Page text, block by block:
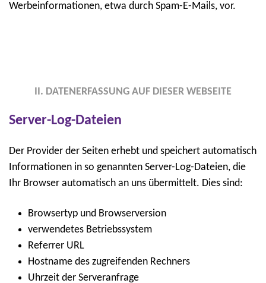
Werbeinformationen, etwa durch Spam-E-Mails, vor.
II. DATENERFASSUNG AUF DIESER WEBSEITE
Server-Log-Dateien
Der Provider der Seiten erhebt und speichert automatisch
Informationen in so genannten Server-Log-Dateien, die
Ihr Browser automatisch an uns übermittelt. Dies sind:
Browsertyp und Browserversion
verwendetes Betriebssystem
Referrer URL
Hostname des zugreifenden Rechners
Uhrzeit der Serveranfrage